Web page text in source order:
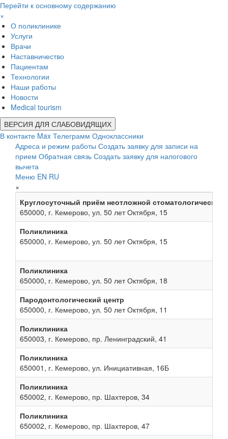
Перейти к основному содержанию
×
О поликлинике
Услуги
Врачи
Наставничество
Пациентам
Технологии
Наши работы
Новости
Medical tourism
ВЕРСИЯ ДЛЯ СЛАБОВИДЯЩИХ
В контакте Max Телеграмм Одноклассники
Адреса и режим работы Создать заявку для записи на
прием Обратная связь Создать заявку для налогового
вычета
Меню EN RU
×
Круглосуточный приём неотложной
650000, г. Кемерово, ул. 50 лет Октября, 15
Поликлиника
650000, г. Кемерово, ул. 50 лет Октября, 15
Поликлиника
650000, г. Кемерово, ул. 50 лет Октября, 18
Пародонтологический центр
650000, г. Кемерово, ул. 50 лет Октября, 11
Поликлиника
650003, г. Кемерово, пр. Ленинградский, 41
Поликлиника
650001, г. Кемерово, ул. Инициативная, 16Б
Поликлиника
650002, г. Кемерово, пр. Шахтеров, 34
Поликлиника
650002, г. Кемерово, пр. Шахтеров, 47